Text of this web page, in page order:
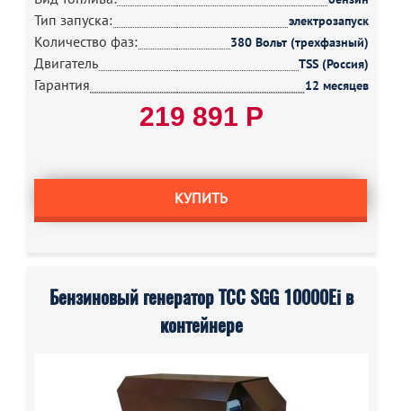
Тип запуска: электрозапуск
Количество фаз: 380 Вольт (трехфазный)
Двигатель TSS (Россия)
Гарантия 12 месяцев
219 891 Р
КУПИТЬ
Бензиновый генератор ТСС SGG 10000Ei в
контейнере